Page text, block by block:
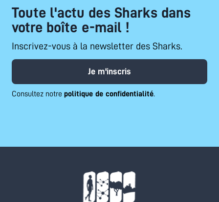
Toute l'actu des Sharks dans
votre boîte e-mail !
Inscrivez-vous à la newsletter des Sharks.
Je m'inscris
Consultez notre politique de confidentialité.